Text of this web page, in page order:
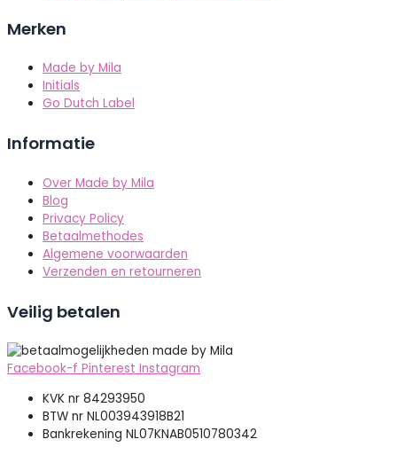
Merken
Made by Mila
Initials
Go Dutch Label
Informatie
Over Made by Mila
Blog
Privacy Policy
Betaalmethodes
Algemene voorwaarden
Verzenden en retourneren
Veilig betalen
Facebook-f Pinterest Instagram
KVK nr 84293950
BTW nr NL003943918B21
Bankrekening NL07KNAB0510780342